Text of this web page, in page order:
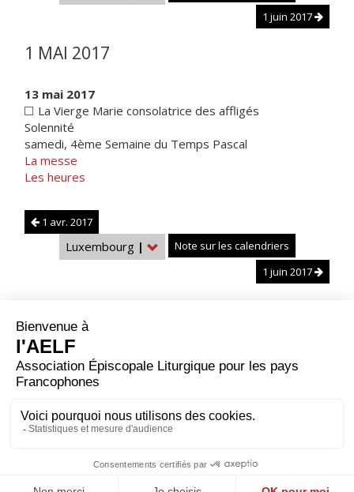
1 juin 2017
1 MAI 2017
13 mai 2017
La Vierge Marie consolatrice des affligés
Solennité
samedi, 4ème Semaine du Temps Pascal
La messe
Les heures
1 avr. 2017
Luxembourg |
Note sur les calendriers
1 juin 2017